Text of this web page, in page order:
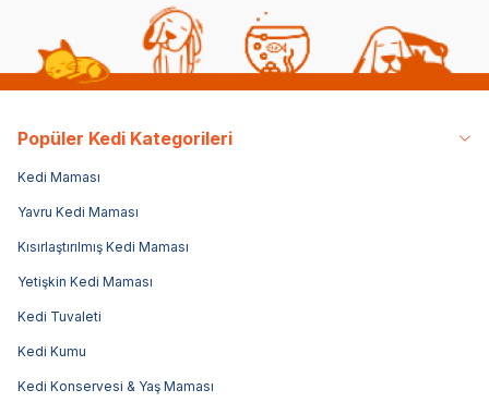
Popüler Kedi Kategorileri
Kedi Maması
Yavru Kedi Maması
Kısırlaştırılmış Kedi Maması
Yetişkin Kedi Maması
Kedi Tuvaleti
Kedi Kumu
Kedi Konservesi & Yaş Maması